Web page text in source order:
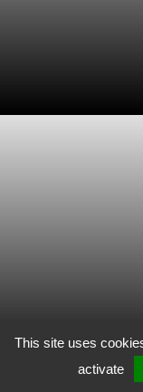
This site uses
activate